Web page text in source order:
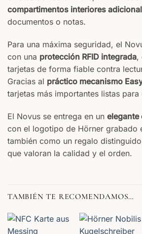
compartimentos interiores
documentos o notas.
Para una máxima seguridad, el
con una protección RFID integrada,
tarjetas de forma fiable contra
Gracias al práctico mecanismo
tarjetas más importantes listas para
El Novus se entrega en un elegante
con el logotipo de Hörner grabado
también como un regalo
que valoran la calidad y el orden.
TAMBIÉN TE RECOMENDAMOS…